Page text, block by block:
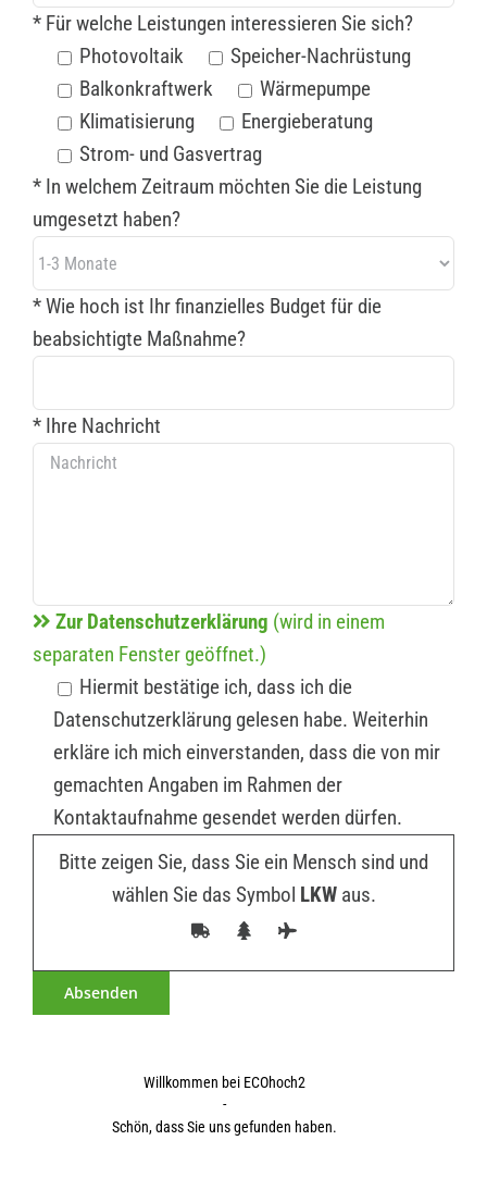
* Für welche Leistungen interessieren Sie sich?
Photovoltaik
Speicher-Nachrüstung
Balkonkraftwerk
Wärmepumpe
Klimatisierung
Energieberatung
Strom- und Gasvertrag
* In welchem Zeitraum möchten Sie die Leistung
umgesetzt haben?
* Wie hoch ist Ihr finanzielles Budget für die
beabsichtigte Maßnahme?
* Ihre Nachricht
Zur Datenschutzerklärung (wird in einem
separaten Fenster geöffnet.)
Hiermit bestätige ich, dass ich die
Datenschutzerklärung gelesen habe. Weiterhin
erkläre ich mich einverstanden, dass die von mir
gemachten Angaben im Rahmen der
Kontaktaufnahme gesendet werden dürfen.
Bitte zeigen Sie, dass Sie ein Mensch sind und
wählen Sie das Symbol LKWaus.
Willkommen bei ECOhoch2
-
Schön, dass Sie uns gefunden haben.